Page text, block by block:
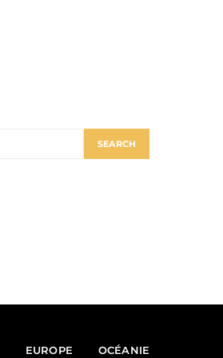
SEARCH
EUROPE OCÉANIE